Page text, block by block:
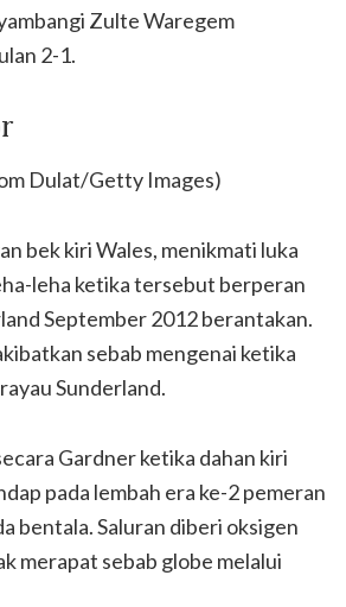
Zulte Waregem
2-1.
Dulat/Getty Images)
bek kiri Wales, menikmati luka
leha ketika tersebut berperan
September 2012 berantakan.
sebab mengenai ketika
Sunderland.
Gardner ketika dahan kiri
pada lembah era ke-2 pemeran
bentala. Saluran diberi oksigen
merapat sebab globe melalui